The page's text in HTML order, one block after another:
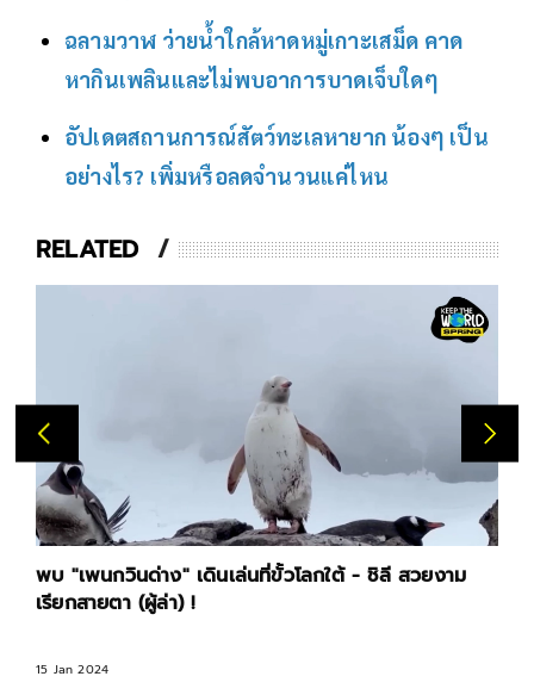
ฉลามวาฬ ว่ายน้ำใกล้หาดหมู่เกาะเสม็ด คาด
หากินเพลินและไม่พบอาการบาดเจ็บใดๆ
อัปเดตสถานการณ์สัตว์ทะเลหายาก น้องๆ เป็น
อย่างไร? เพิ่มหรือลดจำนวนแค่ไหน
RELATED
พบ "เพนกวินด่าง" เดินเล่นที่ขั้วโลกใต้ - ชิลี สวยงาม
เรียกสายตา (ผู้ล่า) !
15 Jan 2024